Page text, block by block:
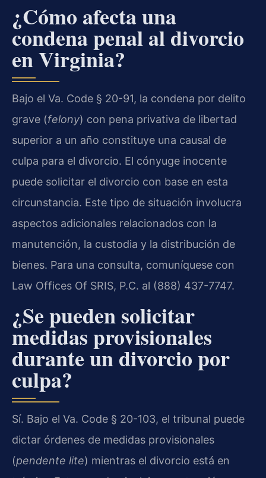
¿Cómo afecta una
condena penal al divorcio
en Virginia?
Bajo el Va. Code § 20-91, la condena por delito
grave (felony) con pena privativa de libertad
superior a un año constituye una causal de
culpa para el divorcio. El cónyuge inocente
puede solicitar el divorcio con base en esta
circunstancia. Este tipo de situación involucra
aspectos adicionales relacionados con la
manutención, la custodia y la distribución de
bienes. Para una consulta, comuníquese con
Law Offices Of SRIS, P.C. al (888) 437-7747.
¿Se pueden solicitar
medidas provisionales
durante un divorcio por
culpa?
Sí. Bajo el Va. Code § 20-103, el tribunal puede
dictar órdenes de medidas provisionales
(pendente lite) mientras el divorcio está en